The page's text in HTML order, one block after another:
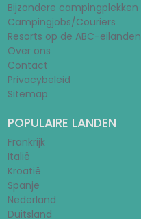
Bijzondere campingplekken
Campingjobs/Couriers
Resorts op de ABC-eilanden
Over ons
Contact
Privacybeleid
Sitemap
POPULAIRE LANDEN
Frankrijk
Italië
Kroatië
Spanje
Nederland
Duitsland